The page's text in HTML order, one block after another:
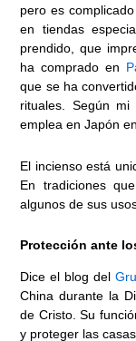
pero es
en tiendas
prendido, que
ha comprado en
que se ha
rituales. Según
emplea en Japón
El incienso está
En tradiciones
algunos de sus
Protección ante
Dice el blog del
China durante la
de Cristo. Su
y proteger las